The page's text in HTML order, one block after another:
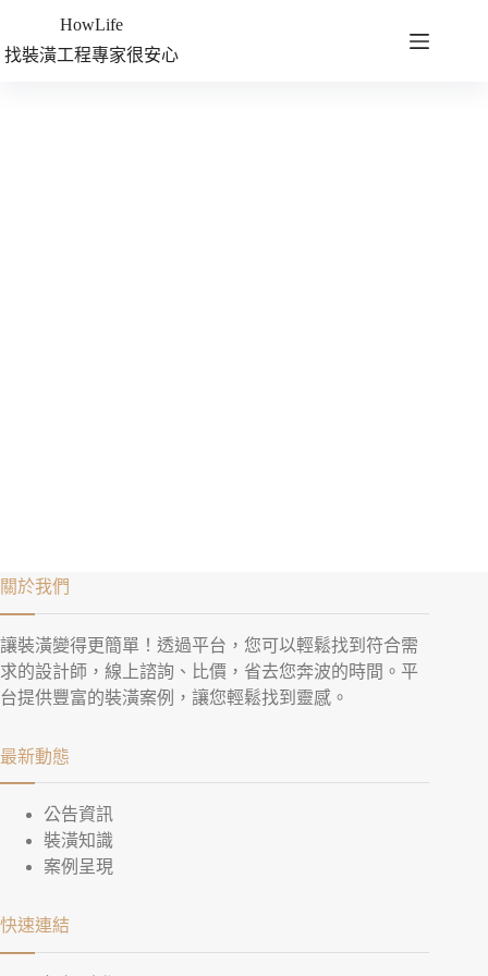
HowLife
找裝潢工程專家很安心
關於我們
讓裝潢變得更簡單！透過平台，您可以輕鬆找到符合需
求的設計師，線上諮詢、比價，省去您奔波的時間。平
台提供豐富的裝潢案例，讓您輕鬆找到靈感。
最新動態
公告資訊
裝潢知識
案例呈現
快速連結